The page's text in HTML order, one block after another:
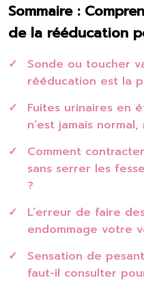
Sommaire :
de la rééducation
Sonde ou toucher
rééducation est la
Fuites urinaires en
n’est jamais
Comment
sans serrer les
?
L’erreur de faire
endommage votre
Sensation de
faut-il consulter